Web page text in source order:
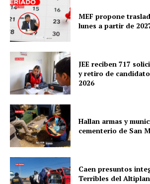
MEF propone
lunes a partir de
JEE reciben 717
y retiro de
2026
Hallan armas y
cementerio de San
Caen presuntos
Terribles del